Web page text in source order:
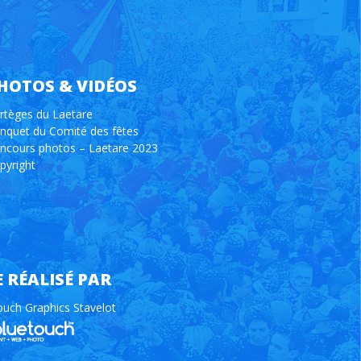
& VIDÉOS
du Laetare
du Comité des fêtes
photos – Laetare 2023
RÉALISÉ PAR
Graphics Stavelot